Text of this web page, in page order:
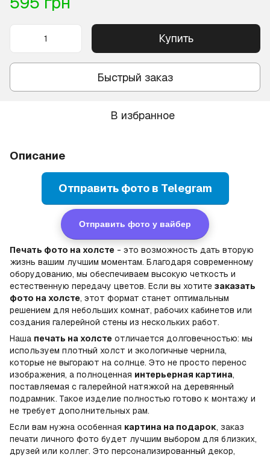
Купить
Быстрый заказ
В избранное
Описание
Отправить фото в Telegram
Отправить фото у вайбер
Печать фото на холсте - это возможность дать вторую
жизнь вашим лучшим моментам. Благодаря современному
оборудованию, мы обеспечиваем высокую четкость и
естественную передачу цветов. Если вы хотите заказать
фото на холсте, этот формат станет оптимальным
решением для небольших комнат, рабочих кабинетов или
создания галерейной стены из нескольких работ.
Наша печать на холсте отличается долговечностью: мы
используем плотный холст и экологичные чернила,
которые не выгорают на солнце. Это не просто перенос
изображения, а полноценная интерьерная картина,
поставляемая с галерейной натяжкой на деревянный
подрамник. Такое изделие полностью готово к монтажу и
не требует дополнительных рам.
Если вам нужна особенная картина на подарок, заказ
печати личного фото будет лучшим выбором для близких,
друзей или коллег. Это персонализированный декор,